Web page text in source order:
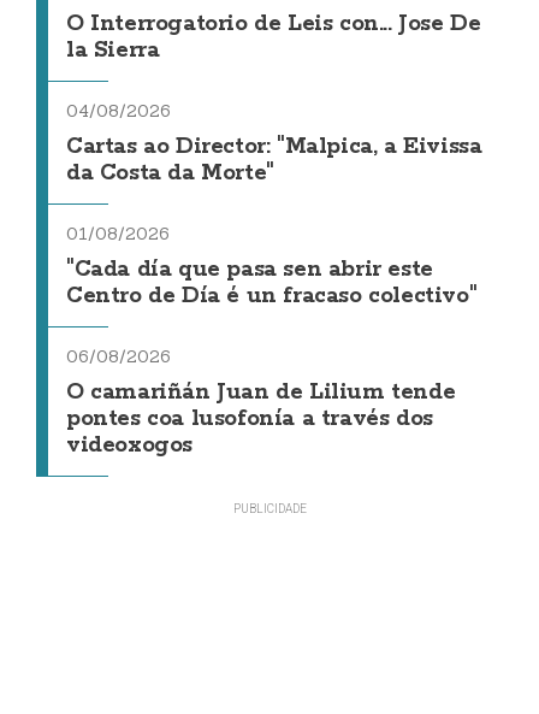
O Interrogatorio de Leis con... Jose De
la Sierra
04/08/2026
Cartas ao Director: "Malpica, a Eivissa
da Costa da Morte"
01/08/2026
"Cada día que pasa sen abrir este
Centro de Día é un fracaso colectivo"
06/08/2026
O camariñán Juan de Lilium tende
pontes coa lusofonía a través dos
videoxogos